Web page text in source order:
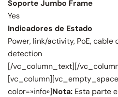
Soporte Jumbo Frame
Yes
Indicadores de Estado
Power, link/activity, PoE, cable
detection
[/vc_column_text][/
color=»info»]Nota: Esta parte